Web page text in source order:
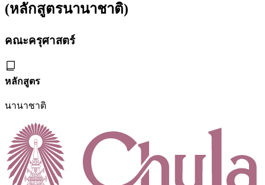
(หลักสูตรนานาชาติ)
คณะครุศาสตร์
หลักสูตร
นานาชาติ